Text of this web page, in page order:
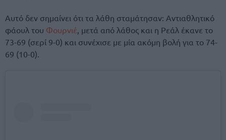
Αυτό δεν σημαίνει ότι τα λάθη σταμάτησαν: Αντιαθλητικό
φάουλ του Φουρνιέ , μετά από λάθος και η Ρεάλ έκανε το
73-69 (σερί 9-0) και συνέχισε με μία ακόμη βολή για το 74-
69 (10-0).